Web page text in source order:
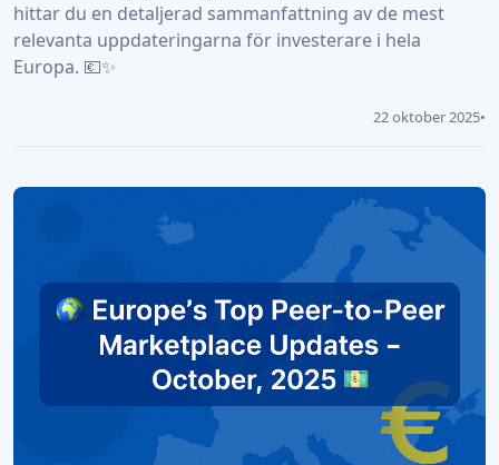
hittar du en detaljerad sammanfattning av de mest
relevanta uppdateringarna för investerare i hela
Europa. 💶✨
22 oktober 2025•